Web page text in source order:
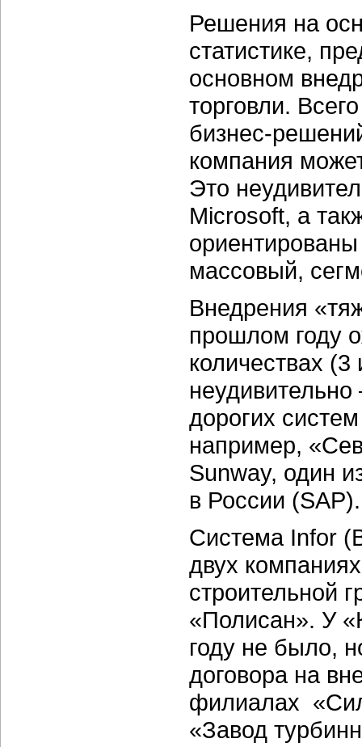
Решения на
статистике,
основном
торговли.
бизнес-
компания
Это
Microsoft, а
массовый,
Внедрения
прошлом году
количествах (3
дорогих
например,
Sunway, один
в России (SAP).
Система Infor
двух
строительной
«Полисан». У
году не было,
договора на
филиалах
«Завод